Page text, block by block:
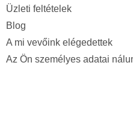
Üzleti feltételek
Blog
A mi vevőink elégedettek
Az Ön személyes adatai